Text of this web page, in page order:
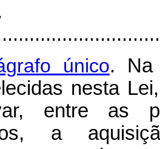
único. Na
nesta
entre as
a